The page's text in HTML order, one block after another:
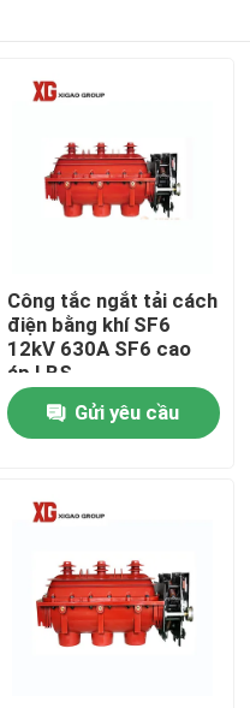
Công tắc ngắt tải cách
điện bằng khí SF6
12kV 630A SF6 cao
áp LBS
Gửi yêu cầu